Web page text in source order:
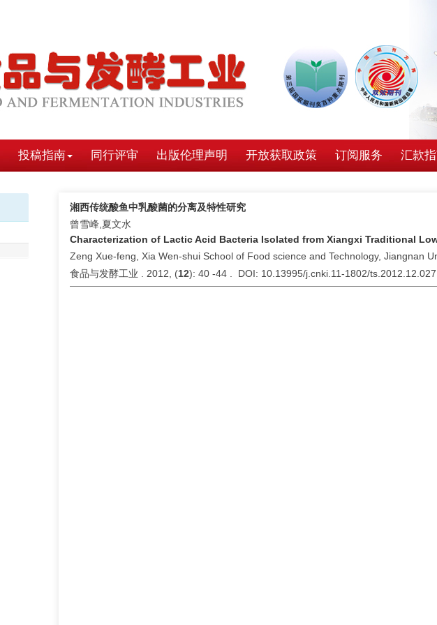
投稿指南 同行评审 出版伦理声明 开放获取政策 订阅服务 汇款
湘西传统酸鱼中乳酸菌的分离及特性研究
曾雪峰,夏文水
Characterization of Lactic Acid Bacteria Isolated from Xiangxi Traditional
Zeng Xue-feng, Xia Wen-shui School of Food science and Technology, Jiangnan
食品与发酵工业 . 2012, (12): 40 -44 . DOI: 10.13995/j.cnki.11-1802/ts.2012.12.027